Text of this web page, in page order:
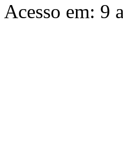
Acesso em: 9